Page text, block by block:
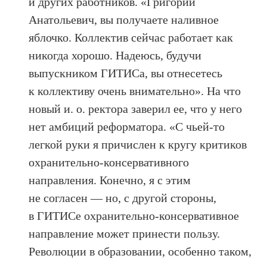
Анатольевич, вы получаете наливное
яблочко. Коллектив сейчас работает как
никогда хорошо. Надеюсь, будучи
выпускником ГИТИСа, вы отнесетесь
к коллективу очень внимательно». На что
новый и. о. ректора заверил ее, что у него
нет амбиций реформатора. «С чьей-то
легкой руки я причислен к кругу критиков
охранительно-консервативного
направления. Конечно, я с этим
не согласен — но, с другой стороны,
в ГИТИСе охранительно-консервативное
направление может принести пользу.
Революции в образовании, особенно таком,